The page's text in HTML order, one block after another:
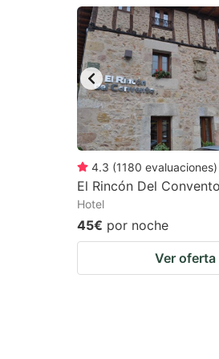
question
mark
key
to
get
the
keyboard
shortcuts
changing
dates.
4.3 (1180 evaluaciones)
El Rincón Del Convento
Hotel
45€ por noche
Ver oferta